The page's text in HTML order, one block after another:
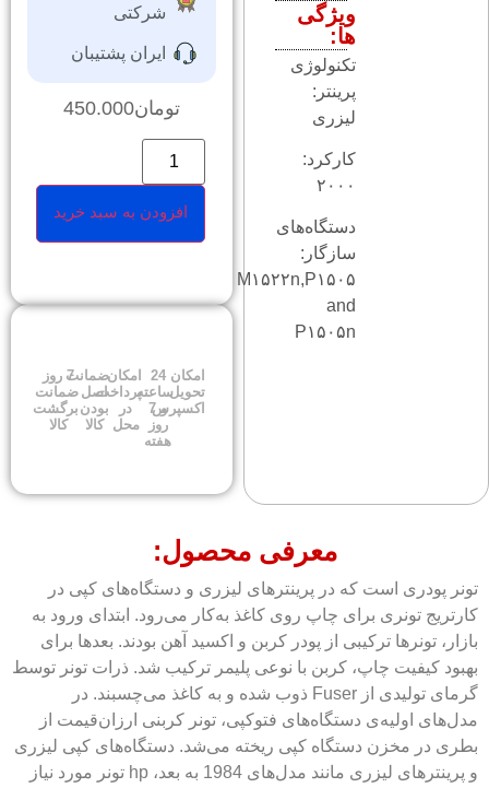
شرکتی
ایران پشتیبان
تومان450.000
افزودن به سبد خرید
امکان
تحویل
اکسپرس
24
ساعته
و 7
روز
هفته
امکان
پرداخت
در
محل
ضمانت
اصل
بودن
کالا
7 روز
ضمانت
برگشت
کالا
ویژگی
ها:
تکنولوژی
پرینتر:
لیزری
کارکرد:
۲۰۰۰
دستگاه‌های
سازگار:
M۱۵۲۲n,P۱۵۰۵
and
P۱۵۰۵n
معرفی محصول:
تونر پودری است که در پرینترهای لیزری و دستگاه‌های کپی در
کارتریج تونری برای چاپ روی کاغذ به‌کار می‌رود. ابتدای ورود به
بازار، تونرها ترکیبی از پودر کربن و اکسید آهن بودند. بعدها برای
بهبود کیفیت چاپ، کربن با نوعی پلیمر ترکیب شد. ذرات تونر توسط
گرمای تولیدی از Fuser ذوب شده و به کاغذ می‌چسبند. در
مدل‌های اولیه‌ی دستگاه‌های فتوکپی، تونر کربنی ارزان‌قیمت از
بطری در مخزن دستگاه کپی ریخته می‌شد. دستگاه‌های کپی لیزری
و پرینترهای لیزری مانند مدل‌های 1984 به بعد، hp تونر مورد نیاز